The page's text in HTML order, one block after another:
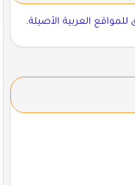
العربية الأصيلة.